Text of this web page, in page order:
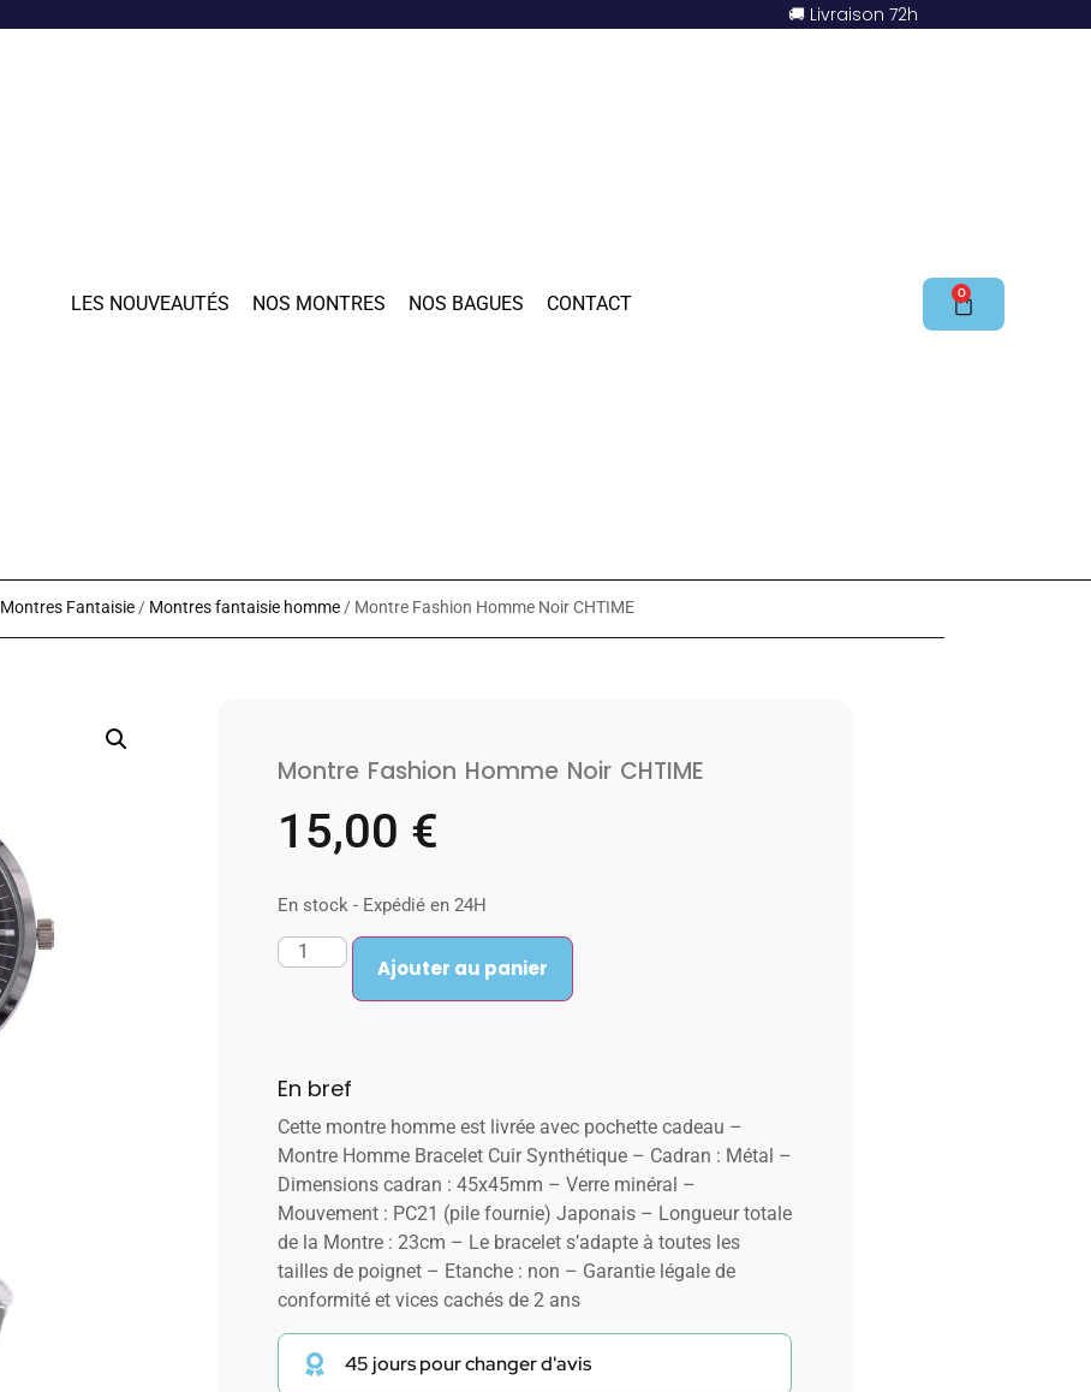
🚚 Livraison 72h
LES NOUVEAUTÉS NOS MONTRES NOS BAGUES CONTACT 0
Montres Fantaisie/ Montres fantaisie homme/ Montre Fashion Homme Noir CHTIME
Montre Fashion Homme Noir CHTIME
15,00 €
En stock - Expédié en 24H
Ajouter au panier
En bref
Cette montre homme est livrée avec pochette cadeau –
Montre Homme Bracelet Cuir Synthétique – Cadran : Métal –
Dimensions cadran : 45x45mm – Verre minéral –
Mouvement : PC21 (pile fournie) Japonais – Longueur totale
de la Montre : 23cm – Le bracelet s’adapte à toutes les
tailles de poignet – Etanche : non – Garantie légale de
conformité et vices cachés de 2 ans
45 jours pour changer d'avis